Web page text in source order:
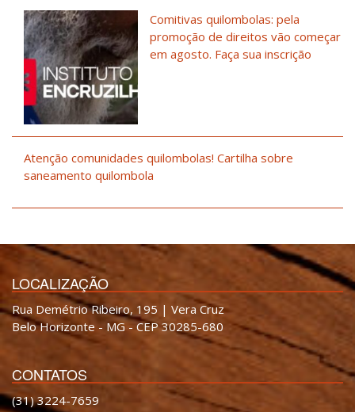
Comitivas quilombolas: pela
promoção de direitos vão começar
em agosto. Faça sua inscrição
Atenção comunidades quilombolas! Cartilha sobre
saneamento quilombola
LOCALIZAÇÃO
Rua Demétrio Ribeiro, 195 | Vera Cruz
Belo Horizonte - MG - CEP 30285-680
CONTATOS
(31) 3224-7659